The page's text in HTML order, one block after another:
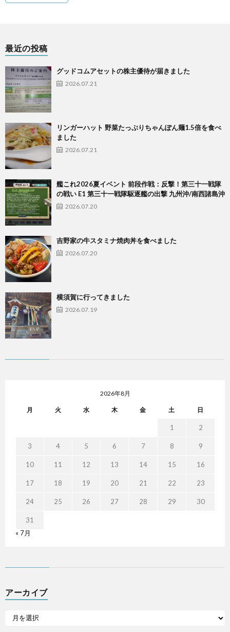
最近の投稿
グッドコムアセットの株主優待が届きました
2026.07.21
リンガーハット 野菜たっぷりちゃんぽん麺1.5倍を食べ
ました
2026.07.21
艦これ2026夏イベント 前段作戦：反撃！第三十一戦隊
の戦い E1 第三十一戦隊駆逐艦の出撃 九州沖/南西諸島沖
2026.07.20
吉野家の牛スタミナ焼肉丼を食べました
2026.07.20
横須賀に行ってきました
2026.07.19
2026年8月
月 火 水 木 金 土 日
1 2
3 4 5 6 7 8 9
10 11 12 13 14 15 16
17 18 19 20 21 22 23
24 25 26 27 28 29 30
31
« 7月
アーカイブ